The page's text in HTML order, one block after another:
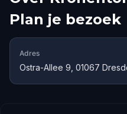
Plan je bezoek
Adres
Ostra-Allee 9, 01067